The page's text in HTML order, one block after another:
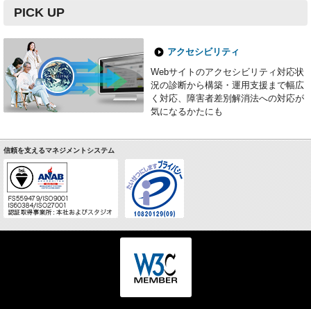
PICK UP
アクセシビリティ
Webサイトのアクセシビリティ対応状
況の診断から構築・運用支援まで幅広
く対応、障害者差別解消法への対応が
気になるかたにも
信頼を支えるマネジメントシステム